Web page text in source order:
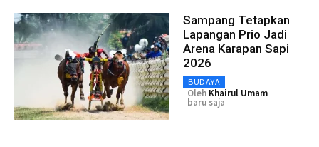
Sampang Tetapkan
Lapangan Prio Jadi
Arena Karapan Sapi
2026
BUDAYA
Oleh Khairul Umam
baru saja